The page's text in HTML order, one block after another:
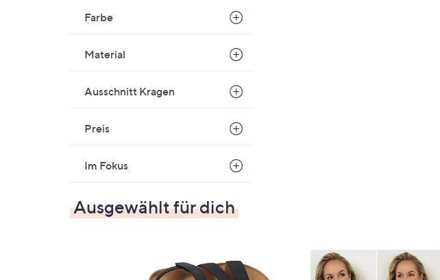
Farbe
Material
Ausschnitt Kragen
Preis
Im Fokus
Ausgewählt für dich